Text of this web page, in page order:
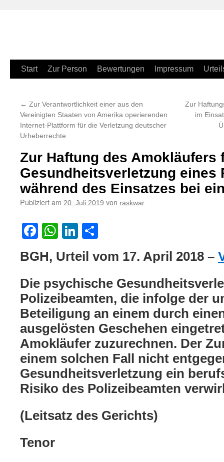
Zum
springen
Start Zur Person Bewertungen Impressum
← Zur Verantwortlichkeit einer aus den
Vereinigten Staaten von Amerika operierenden
Internet-Plattform für die Verletzung deutscher
Urheberrechte
Zur
im
Zur Haftung des Amokläufers
Gesundheitsverletzung eines
während des Einsatzes bei
Publiziert am 20. Juli 2019 von raskwar
Facebook
WhatsApp
LinkedIn
BGH, Urteil vom 17. April 2018 –
Die psychische
Polizeibeamten, die infolge der
Beteiligung an einem durch
ausgelösten Geschehen
Amokläufer zuzurechnen. Der
einem solchen Fall nicht
Gesundheitsverletzung ein
Risiko des Polizeibeamten
(Leitsatz des Gerichts)
Tenor